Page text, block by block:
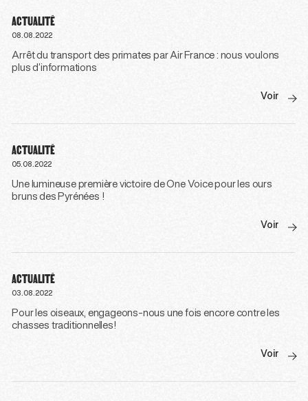
ACTUALITÉ
08.08.2022
Arrêt du transport des primates par Air France : nous voulons
plus d’informations
Voir
ACTUALITÉ
05.08.2022
Une lumineuse première victoire de One Voice pour les ours
bruns des Pyrénées !
Voir
ACTUALITÉ
03.08.2022
Pour les oiseaux, engageons-nous une fois encore contre les
chasses traditionnelles!
Voir